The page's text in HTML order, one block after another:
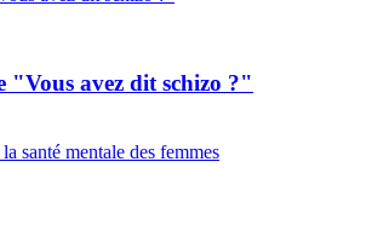
"Vous avez dit schizo ?"